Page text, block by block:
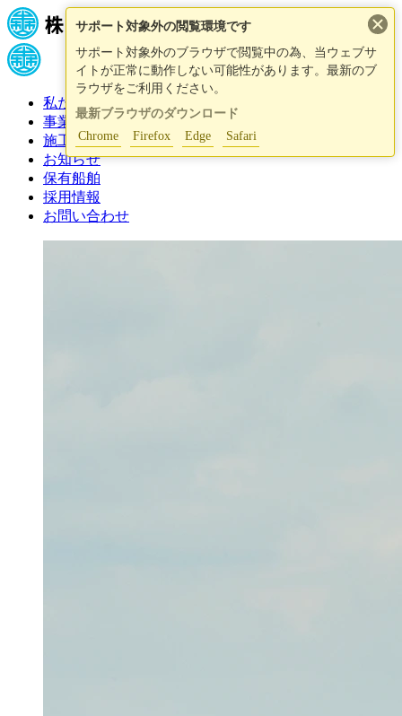
サポート対象外の閲覧環境です
サポート対象外のブラウザで閲覧中の為、当ウェブサ
イトが正常に動作しない可能性があります。最新のブ
ラウザをご利用ください。
最新ブラウザのダウンロード
Chrome
Firefox Edge Safari
私たちについて
事業紹介
施工事例
お知らせ
保有船舶
採用情報
お問い合わせ